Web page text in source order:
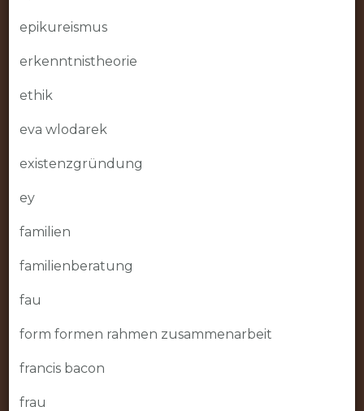
epikureismus
erkenntnistheorie
ethik
eva wlodarek
existenzgründung
ey
familien
familienberatung
fau
form formen rahmen zusammenarbeit
francis bacon
frau